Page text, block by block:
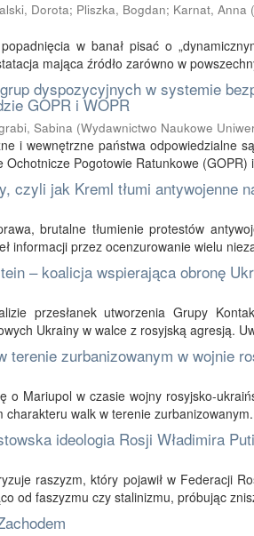
Dorota; Pliszka, Bogdan; Karnat, Anna (
w banał pisać o
mająca źródło zarówno w
dyspozycyjnych w systemie
GOPR i WOPR
Sabina (Wydawnictwo Naukowe
i wewnętrzne państwa odpowiedzialne
Ochotnicze Pogotowie Ratunkowe (GOPR)
czyli jak Kreml tłumi antywojenne
brutalne tłumienie protestów
informacji przez ocenzurowanie wielu
– koalicja wspierająca obronę
przesłanek utworzenia Grupy
Ukrainy w walce z rosyjską agresją.
terenie zurbanizowanym w wojnie
o Mariupol w czasie wojny rosyjsko-
charakteru walk w terenie
ideologia Rosji Władimira
raszyzm, który pojawił w Federacji
od faszyzmu czy stalinizmu, próbując